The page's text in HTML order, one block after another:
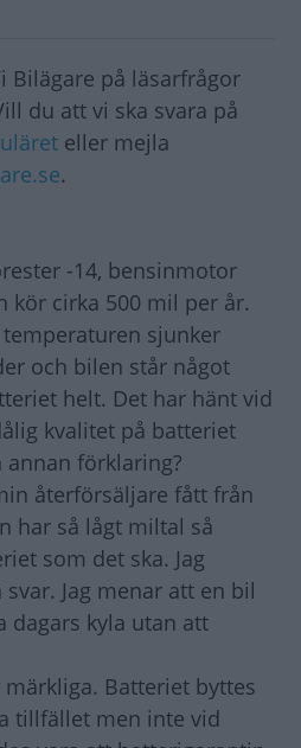
Bilägare på läsarfrågor
du att vi ska svara på
eller mejla
.
-14, bensinmotor
kör cirka 500 mil per år.
sjunker
och bilen står något
helt. Det har hänt vid
kvalitet på batteriet
förklaring?
återförsäljare fått från
har så lågt miltal så
som det ska. Jag
Jag menar att en bil
dagars kyla utan att
Batteriet byttes
tillfället men inte vid